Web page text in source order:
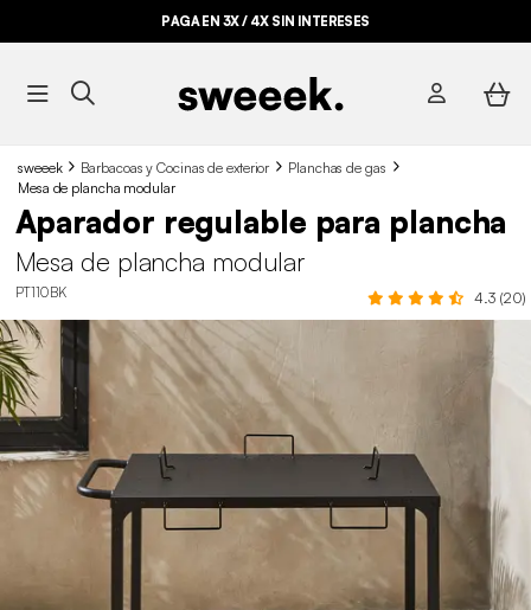
PAGA EN 3X / 4X SIN INTERESES
sweeek Barbacoas y Cocinas de exterior
Planchas de gas
Mesa de plancha modular
Aparador regulable para plancha
Mesa de plancha modular
PT110BK 4.3 (20)